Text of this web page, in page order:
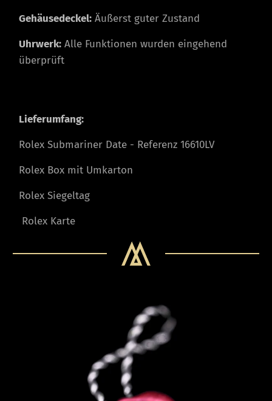
Gehäusedeckel: Äußerst guter Zustand
Uhrwerk: Alle Funktionen wurden eingehend
überprüft
Lieferumfang:
Rolex Submariner Date - Referenz 16610LV
Rolex Box mit Umkarton
Rolex Siegeltag
Rolex Karte